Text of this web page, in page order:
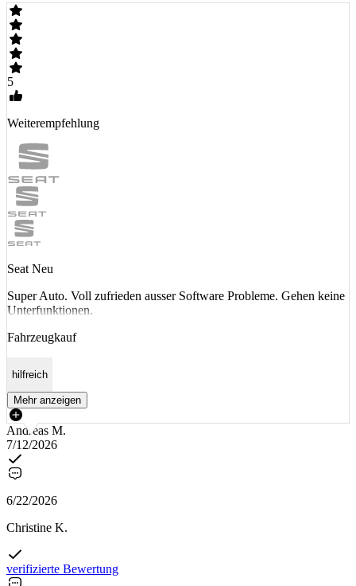
5
Weiterempfehlung
Seat Neu
Super Auto. Voll zufrieden ausser Software Probleme. Gehen keine
Unterfunktionen.
Fahrzeugkauf
hilfreich
Mehr anzeigen
Andreas M.
7/12/2026
6/22/2026
Christine K.
verifizierte Bewertung